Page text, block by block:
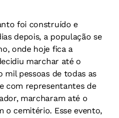
foi construído e
depois, a população se
onde hoje fica a
marchar até o
mil pessoas de todas as
com representantes de
marcharam até o
o cemitério. Esse evento,